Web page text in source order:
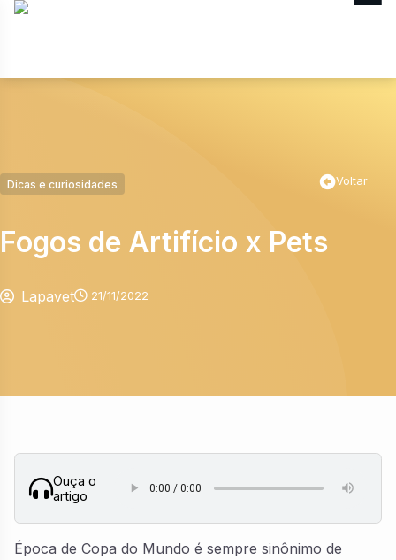
Dicas e curiosidades Voltar
Fogos de Artifício x Pets
Lapavet 21/11/2022
Ouça o
artigo
Época de Copa do Mundo é sempre sinônimo de